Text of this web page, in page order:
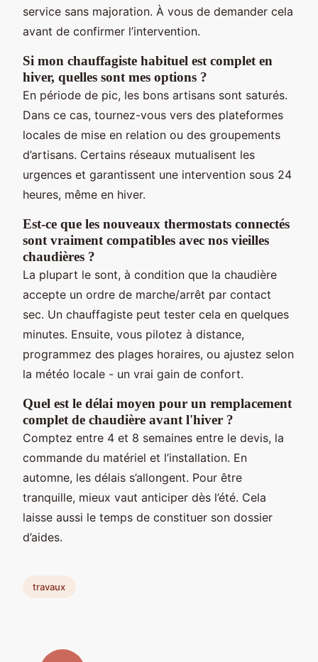
service sans majoration. À vous de demander cela
avant de confirmer l’intervention.
Si mon chauffagiste habituel est complet en
hiver, quelles sont mes options ?
En période de pic, les bons artisans sont saturés.
Dans ce cas, tournez-vous vers des plateformes
locales de mise en relation ou des groupements
d’artisans. Certains réseaux mutualisent les
urgences et garantissent une intervention sous 24
heures, même en hiver.
Est-ce que les nouveaux thermostats connectés
sont vraiment compatibles avec nos vieilles
chaudières ?
La plupart le sont, à condition que la chaudière
accepte un ordre de marche/arrêt par contact
sec. Un chauffagiste peut tester cela en quelques
minutes. Ensuite, vous pilotez à distance,
programmez des plages horaires, ou ajustez selon
la météo locale - un vrai gain de confort.
Quel est le délai moyen pour un remplacement
complet de chaudière avant l'hiver ?
Comptez entre 4 et 8 semaines entre le devis, la
commande du matériel et l’installation. En
automne, les délais s’allongent. Pour être
tranquille, mieux vaut anticiper dès l’été. Cela
laisse aussi le temps de constituer son dossier
d’aides.
travaux